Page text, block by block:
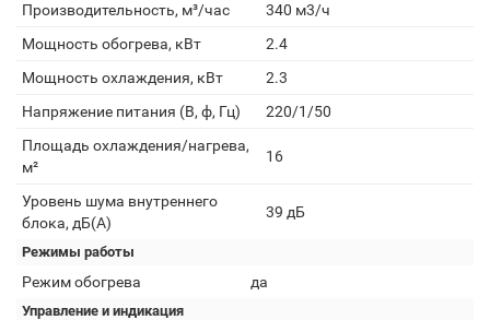
Производительность, м³/час
340 м3/ч
Мощность обогрева, кВт
2.4
Мощность охлаждения, кВт
2.3
Напряжение питания (В, ф, Гц)
220/1/50
Площадь охлаждения/нагрева,
м²
16
Уровень шума внутреннего
блока, дБ(А)
39 дБ
Режимы работы
Режим обогрева да
Управление и индикация